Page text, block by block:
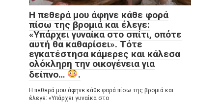
Η πεθερά μου άφηνε κάθε φορά
πίσω της βρομιά και έλεγε:
«Υπάρχει γυναίκα στο σπίτι, οπότε
αυτή θα καθαρίσει». Τότε
εγκατέστησα κάμερες και κάλεσα
ολόκληρη την οικογένεια για
δείπνο…
.
Η πεθερά μου άφηνε κάθε φορά πίσω της βρομιά και
έλεγε: «Υπάρχει γυναίκα στο